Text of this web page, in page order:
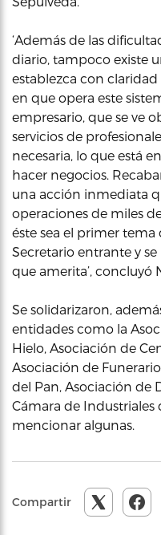
‘Además de las
diario, tampoco existe
establezca con
en que opera este
empresario, que se ve
servicios de
necesaria, lo que está
hacer negocios.
una acción inmediata
operaciones de miles
éste sea el primer
Secretario entrante y
que amerita’, concluyó
Se solidarizaron,
entidades como la
Hielo, Asociación de
Asociación de
del Pan, Asociación de
Cámara de Industriales
mencionar algunas.
Compartir